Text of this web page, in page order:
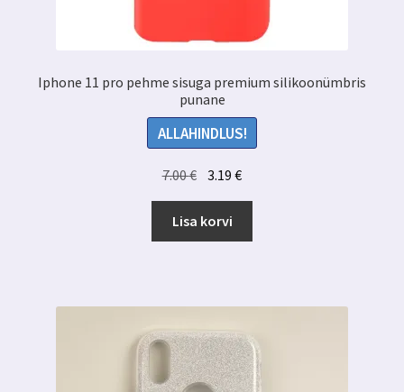
Iphone 11 pro pehme sisuga premium silikoonümbris
punane
ALLAHINDLUS!
7.00€ Algne
hind
oli:
7.00 €.
3.19€Praegune
hind
3.19 €.
Lisa korvi